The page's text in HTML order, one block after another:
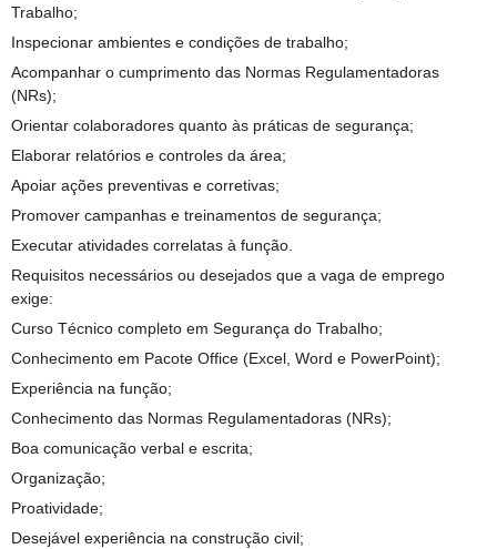
Trabalho;
Inspecionar ambientes e condições de trabalho;
Acompanhar o cumprimento das Normas Regulamentadoras
(NRs);
Orientar colaboradores quanto às práticas de segurança;
Elaborar relatórios e controles da área;
Apoiar ações preventivas e corretivas;
Promover campanhas e treinamentos de segurança;
Executar atividades correlatas à função.
Requisitos necessários ou desejados que a vaga de emprego
exige:
Curso Técnico completo em Segurança do Trabalho;
Conhecimento em Pacote Office (Excel, Word e PowerPoint);
Experiência na função;
Conhecimento das Normas Regulamentadoras (NRs);
Boa comunicação verbal e escrita;
Organização;
Proatividade;
Desejável experiência na construção civil;